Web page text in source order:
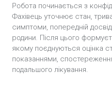
Робота починається з
Фахівець уточнює стан,
симптоми, попередній досвід
родини. Після цього
якому поєднуються оцінка
показаннями,
подальшого лікування.